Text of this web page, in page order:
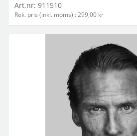
Art.nr: 911510
Rek. pris (inkl. moms) : 299,00 kr